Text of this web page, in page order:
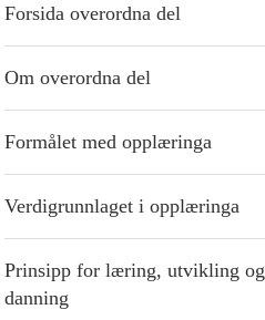
Forsida overordna del
Om overordna del
Formålet med opplæringa
Verdigrunnlaget i opplæringa
Prinsipp for læring, utvikling og
danning